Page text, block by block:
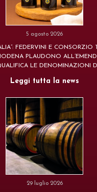
5 agosto 2026
FEDERVINI E CONSORZIO
PLAUDONO
LE DENOMINAZIONI
Leggi tutta la news
29 luglio 2026